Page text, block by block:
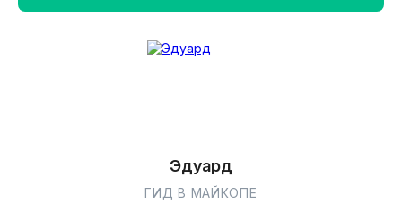
уникальные природные и культурные сокровища
Эдуард
ГИД В МАЙКОПЕ